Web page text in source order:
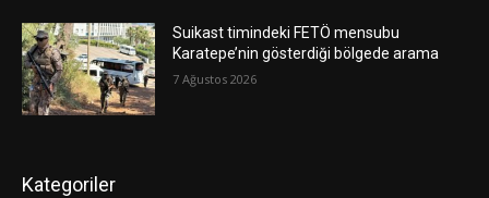
Suikast timindeki FETÖ mensubu
Karatepe’nin gösterdiği bölgede arama
7 Ağustos 2026
Kategoriler